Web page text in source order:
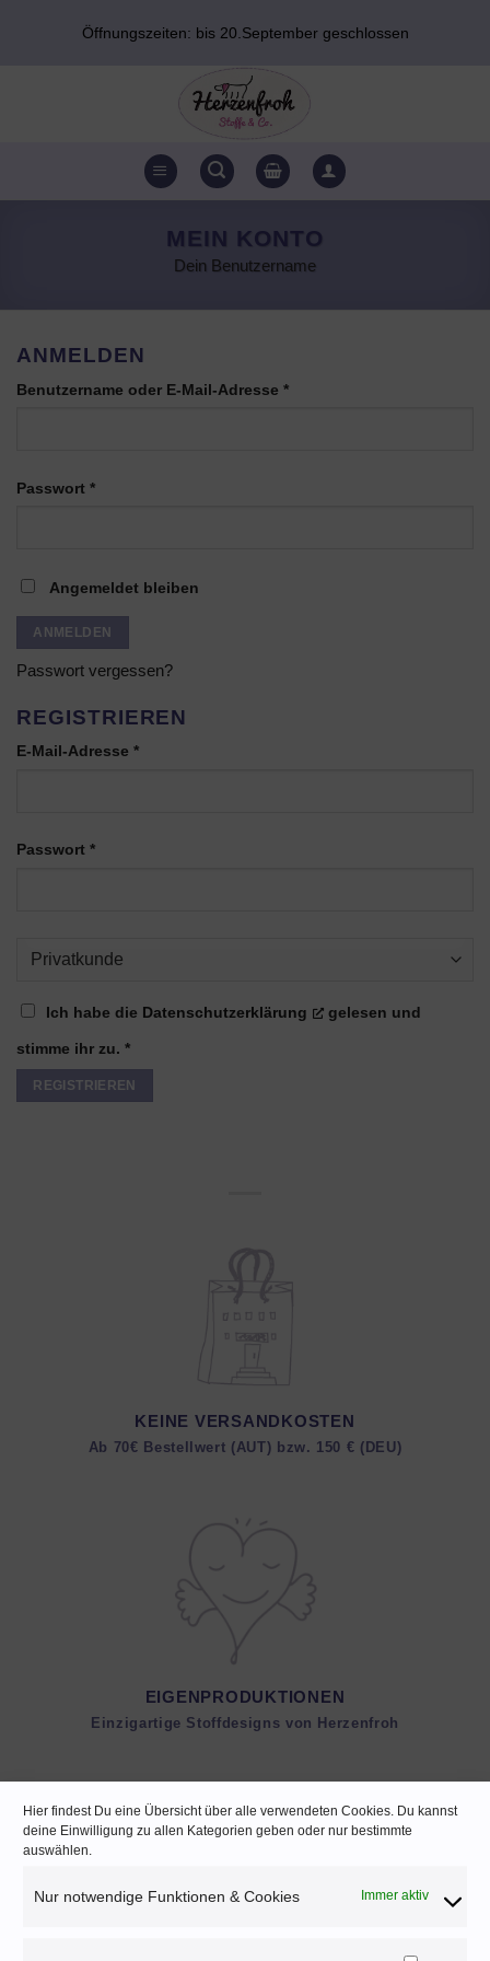
Hier findest Du eine Übersicht über alle verwendeten Cookies. Du kannst
deine Einwilligung zu allen Kategorien geben oder nur bestimmte
auswählen.
Nur notwendige Funktionen & Cookies Immer aktiv
Öffnungszeiten: bis 20.September geschlossen
MEIN KONTO
Dein Benutzername
ANMELDEN
Benutzername oder E-Mail-Adresse *Erforderlich
Passwort *Erforderlich
Angemeldet bleiben
ANMELDEN
Passwort vergessen?
REGISTRIEREN
E-Mail-Adresse *Erforderlich
Passwort *Erforderlich
Ich habe die Datenschutzerklärung gelesen und
stimme ihr zu. *
REGISTRIEREN
KEINE VERSANDKOSTEN
Ab 70€ Bestellwert (AUT) bzw. 150 € (DEU)
EIGENPRODUKTIONEN
Einzigartige Stoffdesigns von Herzenfroh